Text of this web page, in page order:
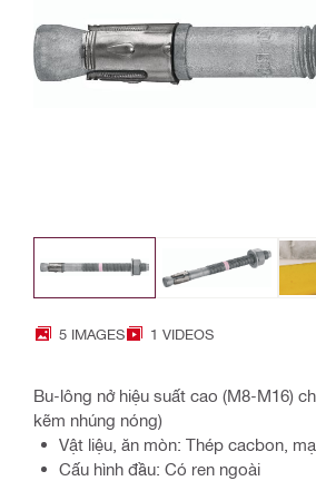
5 IMAGES 1 VIDEOS
Bu-lông nở hiệu suất cao (M8-M16)
kẽm nhúng nóng)
Vật liệu, ăn mòn: Thép cacbon,
Cấu hình đầu: Có ren ngoài